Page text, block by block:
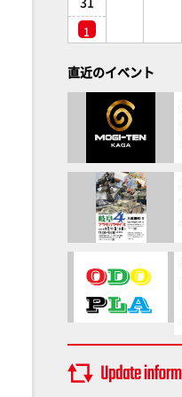
1
直近のイベント